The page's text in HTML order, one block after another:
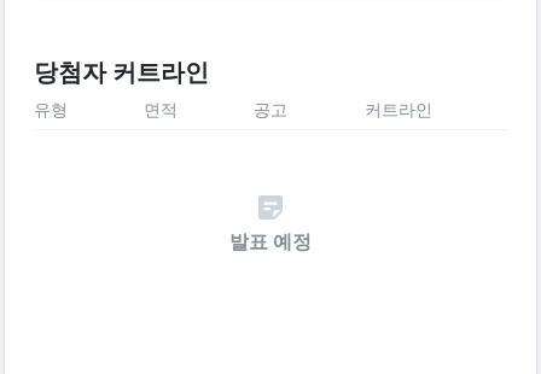
당첨자 커트라인
유형 면적 공고 커트라인
발표 예정